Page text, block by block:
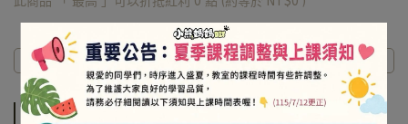
商品介紹 規格說明 運送方式
商品介紹